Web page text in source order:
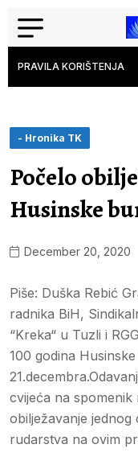
PRAVILA KORIŠTENJA
- Hronika TK
Počelo
Husinske
December 20, 2020
Piše: Duška Rebić
radnika BiH,
“Kreka“ u Tuzli i
100 godina
cvijeća na
obilježavanje jednog
rudarstva na ovim